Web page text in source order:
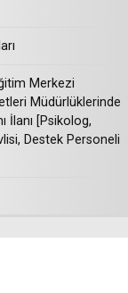
Merkezi
Müdürlüklerinde
İlanı [Psikolog,
Destek Personeli